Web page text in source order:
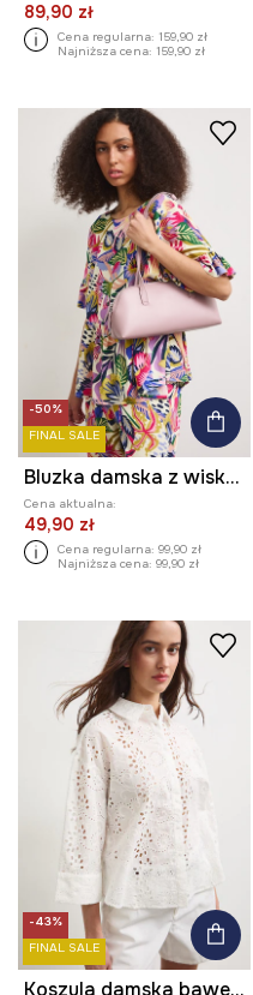
89,90 zł
Cena regularna: 159,90 zł
Najniższa cena: 159,90 zł
-50%
FINAL SALE
Bluzka damska z wiskozy z falbankami
Cena aktualna:
49,90 zł
Cena regularna: 99,90 zł
Najniższa cena: 99,90 zł
-43%
FINAL SALE
Koszula damska bawełniana ażurowa